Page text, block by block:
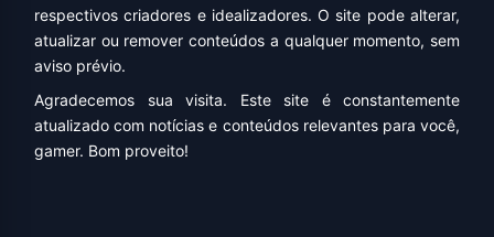
respectivos criadores e idealizadores. O site pode alterar,
atualizar ou remover conteúdos a qualquer momento, sem
aviso prévio.
Agradecemos sua visita. Este site é constantemente
atualizado com notícias e conteúdos relevantes para você,
gamer. Bom proveito!